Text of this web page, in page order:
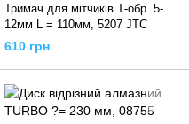
Тримач для мітчиків Т-обр. 5-
12мм L = 110мм, 5207 JTC
610 грн